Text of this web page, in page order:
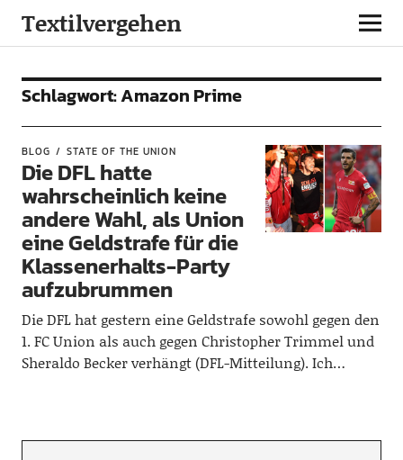
Textilvergehen
Schlagwort:Amazon Prime
BLOG STATE OF THE UNION
Die DFL hatte
wahrscheinlich keine
andere Wahl, als Union
eine Geldstrafe für die
Klassenerhalts-Party
aufzubrummen
Die DFL hat gestern eine Geldstrafe sowohl gegen den
1. FC Union als auch gegen Christopher Trimmel und
Sheraldo Becker verhängt (DFL-Mitteilung). Ich…